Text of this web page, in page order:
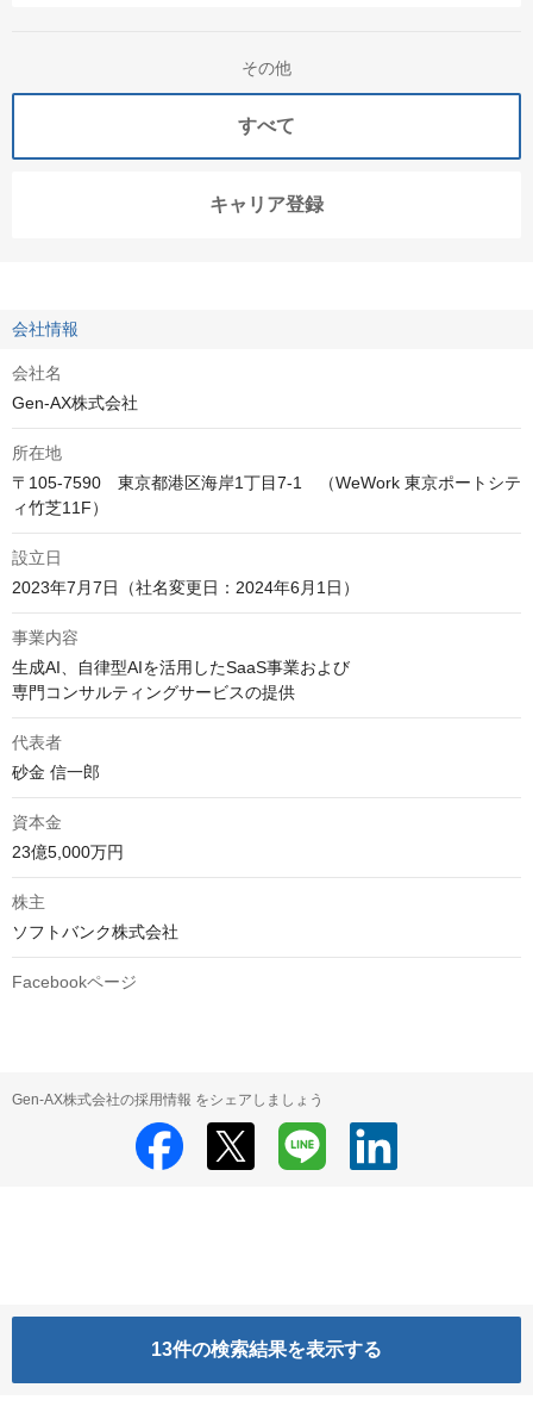
その他
すべて
キャリア登録
13件の検索結果を表示する
会社情報
会社名
Gen-AX株式会社
所在地
〒105-7590　東京都港区海岸1丁目7-1　（WeWork 東京ポートシテ
ィ竹芝11F）
設立日
2023年7月7日（社名変更日：2024年6月1日）
事業内容
生成AI、自律型AIを活用したSaaS事業および
専門コンサルティングサービスの提供
代表者
砂⾦ 信⼀郎
資本金
23億5,000万円
株主
ソフトバンク株式会社
Facebookページ
Gen-AX株式会社の採用情報 をシェアしましょう